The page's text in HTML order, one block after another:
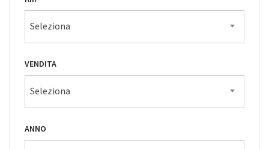
Seleziona
VENDITA
Seleziona
ANNO